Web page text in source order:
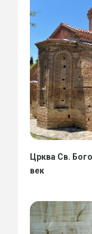
Црква Св.
век